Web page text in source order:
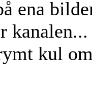
ena
kanalen...
kul